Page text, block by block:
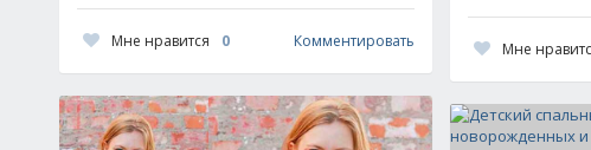
Мне нравится 0 Комментировать Мне